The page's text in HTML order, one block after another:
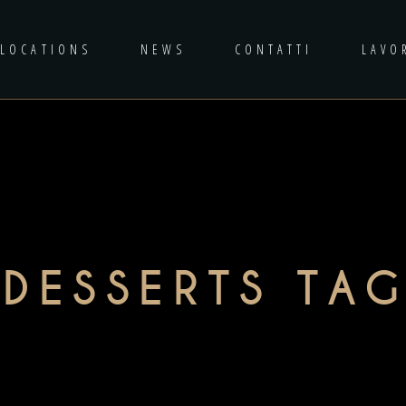
LOCATIONS NEWS CONTATTI
DESSERTS TAG